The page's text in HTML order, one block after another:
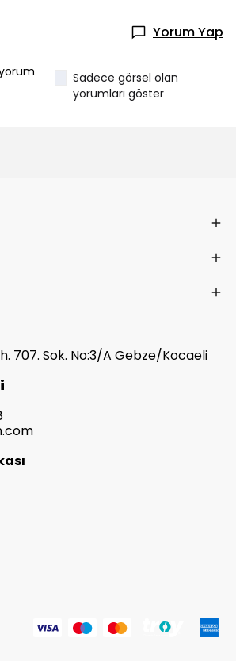
Yorum Yap
Sadece görsel olan
yorumları göster
707. Sok. No:3/A Gebze/Kocaeli